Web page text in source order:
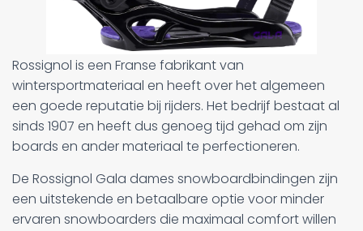
Rossignol is een Franse fabrikant van
wintersportmateriaal en heeft over het algemeen
een goede reputatie bij rijders. Het bedrijf bestaat al
sinds 1907 en heeft dus genoeg tijd gehad om zijn
boards en ander materiaal te perfectioneren.
De Rossignol Gala dames snowboardbindingen zijn
een uitstekende en betaalbare optie voor minder
ervaren snowboarders die maximaal comfort willen